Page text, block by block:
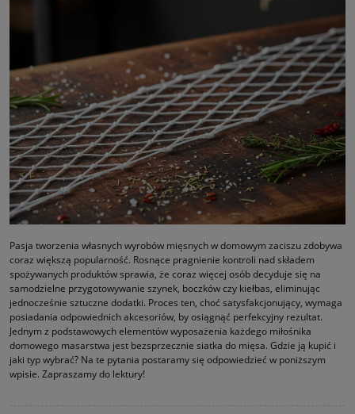
Pasja tworzenia własnych wyrobów mięsnych w domowym zaciszu zdobywa
coraz większą popularność. Rosnące pragnienie kontroli nad składem
spożywanych produktów sprawia, że coraz więcej osób decyduje się na
samodzielne przygotowywanie szynek, boczków czy kiełbas, eliminując
jednocześnie sztuczne dodatki. Proces ten, choć satysfakcjonujący, wymaga
posiadania odpowiednich akcesoriów, by osiągnąć perfekcyjny rezultat.
Jednym z podstawowych elementów wyposażenia każdego miłośnika
domowego masarstwa jest bezsprzecznie siatka do mięsa. Gdzie ją kupić i
jaki typ wybrać? Na te pytania postaramy się odpowiedzieć w poniższym
wpisie. Zapraszamy do lektury!